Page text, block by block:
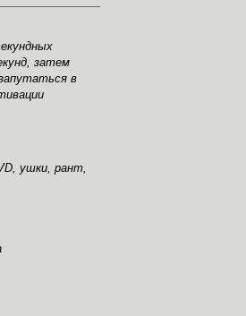
затем
в
ушки, рант,